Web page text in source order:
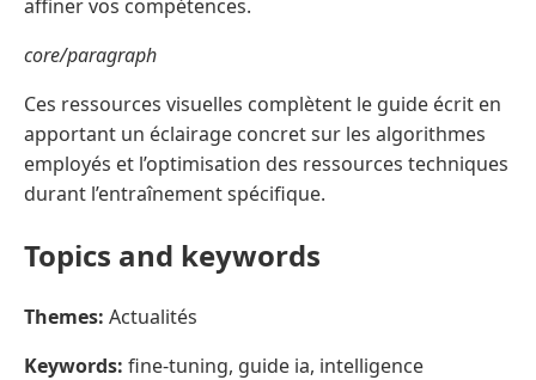
affiner vos compétences.
core/paragraph
Ces ressources visuelles complètent le guide écrit en
apportant un éclairage concret sur les algorithmes
employés et l’optimisation des ressources techniques
durant l’entraînement spécifique.
Topics and keywords
Themes: Actualités
Keywords: fine-tuning, guide ia, intelligence